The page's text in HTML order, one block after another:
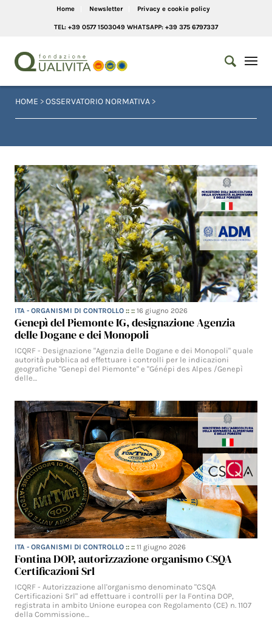
Home Newsletter Privacy e cookie policy
TEL: +39 0577 1503049 WHATSAPP: +39 375 6797337
HOME >OSSERVATORIO NORMATIVA >
ITA - ORGANISMI DI CONTROLLO :: ::16 giugno 2026
Genepì del Piemonte IG, designazione Agenzia
delle Dogane e dei Monopoli
ICQRF - Designazione "Agenzia delle Dogane e dei Monopoli" quale
autorità pubblica ad effettuare i controlli per le indicazioni
geografiche "Genepì del Piemonte" e "Génépi des Alpes /Genepì
delle…
ITA - ORGANISMI DI CONTROLLO :: ::11 giugno 2026
Fontina DOP, autorizzazione organismo CSQA
Certificazioni Srl
ICQRF - Autorizzazione all'organismo denominato "CSQA
Certificazioni Srl" ad effettuare i controlli per la Fontina DOP,
registrata in ambito Unione europea con Regolamento (CE) n. 1107
della Commissione…